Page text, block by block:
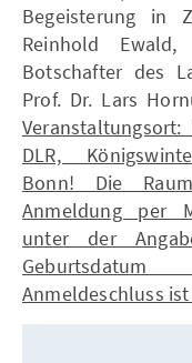
Begeisterung in
Reinhold Ewald,
Botschafter des
Prof. Dr. Lars
DLR,
Bonn! Die
Anmeldung per
unter der
Anmeldeschluss